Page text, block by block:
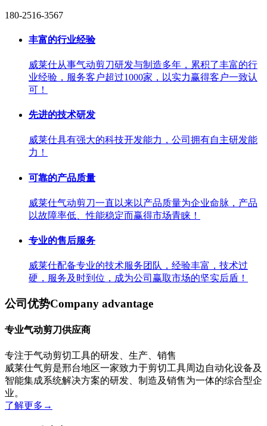
180-2516-3567
丰富的行业经验
威莱仕从事气动剪刀研发与制造多年，累积了丰富的行
业经验，服务客户超过1000家，以实力赢得客户一致认
可！
先进的技术研发
威莱仕具有强大的科技开发能力，公司拥有自主研发能
力！
可靠的产品质量
威莱仕气动剪刀一直以来以产品质量为企业命脉，产品
以故障率低、性能稳定而赢得市场青睐！
专业的售后服务
威莱仕配备专业的技术服务团队，经验丰富，技术过
硬，服务及时到位，成为公司赢取市场的坚实后盾！
公司优势Company advantage
专业气动剪刀供应商
专注于气动剪切工具的研发、生产、销售
威莱仕气剪是邢台地区一家致力于剪切工具周边自动化设备及
智能集成系统解决方案的研发、制造及销售为一体的综合型企
业。
了解更多 →